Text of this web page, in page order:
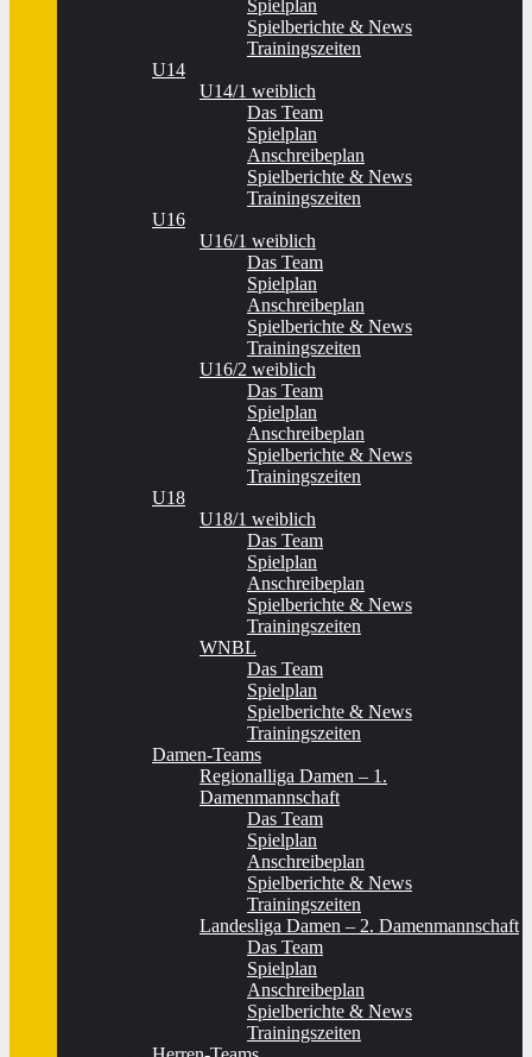
Spielplan
Spielberichte & News
Trainingszeiten
U14
U14/1 weiblich
Das Team
Spielplan
Anschreibeplan
Spielberichte & News
Trainingszeiten
U16
U16/1 weiblich
Das Team
Spielplan
Anschreibeplan
Spielberichte & News
Trainingszeiten
U16/2 weiblich
Das Team
Spielplan
Anschreibeplan
Spielberichte & News
Trainingszeiten
U18
U18/1 weiblich
Das Team
Spielplan
Anschreibeplan
Spielberichte & News
Trainingszeiten
WNBL
Das Team
Spielplan
Spielberichte & News
Trainingszeiten
Damen-Teams
Regionalliga Damen – 1.
Damenmannschaft
Das Team
Spielplan
Anschreibeplan
Spielberichte & News
Trainingszeiten
Landesliga Damen – 2. Damenmannschaft
Das Team
Spielplan
Anschreibeplan
Spielberichte & News
Trainingszeiten